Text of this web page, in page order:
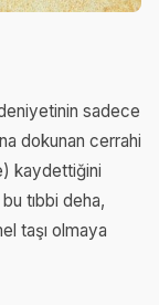
sadece
dokunan cerrahi
kaydettiğini
bu tıbbi deha,
taşı olmaya